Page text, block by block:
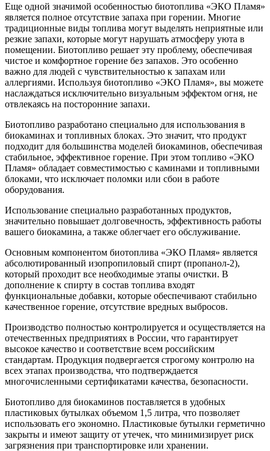
Еще одной значимой особенностью биотоплива «ЭКО Пламя»
является полное отсутствие запаха при горении. Многие
традиционные виды топлива могут выделять неприятные или
резкие запахи, которые могут нарушать атмосферу уюта в
помещении. Биотопливо решает эту проблему, обеспечивая
чистое и комфортное горение без запахов. Это особенно
важно для людей с чувствительностью к запахам или
аллергиями. Используя биотопливо «ЭКО Пламя», вы можете
наслаждаться исключительно визуальным эффектом огня, не
отвлекаясь на посторонние запахи.
Биотопливо разработано специально для использования в
биокаминах и топливных блоках. Это значит, что продукт
подходит для большинства моделей биокаминов, обеспечивая
стабильное, эффективное горение. При этом топливо «ЭКО
Пламя» обладает совместимостью с каминами и топливными
блоками, что исключает поломки или сбои в работе
оборудования.
Использование специально разработанных продуктов,
значительно повышает долговечность, эффективность работы
вашего биокамина, а также облегчает его обслуживание.
Основным компонентом биотоплива «ЭКО Пламя» является
абсолютированный изопропиловый спирт (пропанол-2),
который проходит все необходимые этапы очистки. В
дополнение к спирту в состав топлива входят
функциональные добавки, которые обеспечивают стабильно
качественное горение, отсутствие вредных выбросов.
Производство полностью контролируется и осуществляется на
отечественных предприятиях в России, что гарантирует
высокое качество и соответствие всем российским
стандартам. Продукция подвергается строгому контролю на
всех этапах производства, что подтверждается
многочисленными сертификатами качества, безопасности.
Биотопливо для биокаминов поставляется в удобных
пластиковых бутылках объемом 1,5 литра, что позволяет
использовать его экономно. Пластиковые бутылки герметично
закрыты и имеют защиту от утечек, что минимизирует риск
загрязнения при транспортировке или хранении.